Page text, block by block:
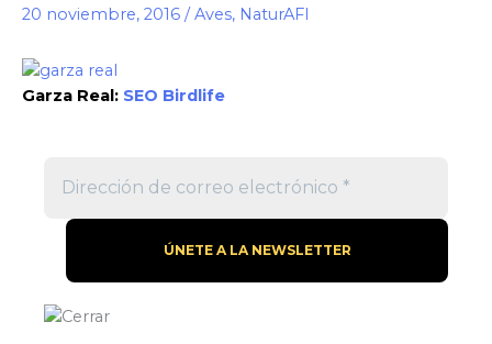
20 noviembre, 2016 /Aves, NaturAFI
Garza Real: SEO Birdlife